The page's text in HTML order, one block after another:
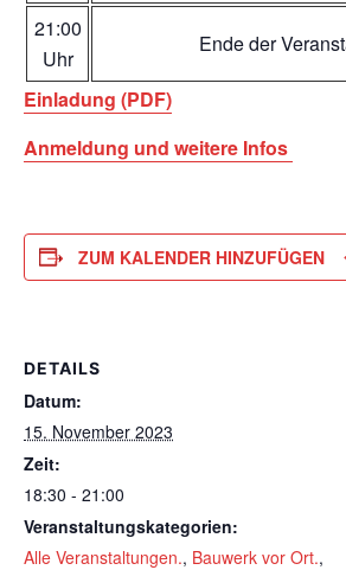
21:00
Uhr
Ende der
Einladung (PDF)
Anmeldung und weitere Infos
ZUM KALENDER HINZUFÜGEN
DETAILS
Datum:
15. November 2023
Zeit:
18:30 - 21:00
Veranstaltungskategorien:
Alle Veranstaltungen., Bauwerk vor Ort.,